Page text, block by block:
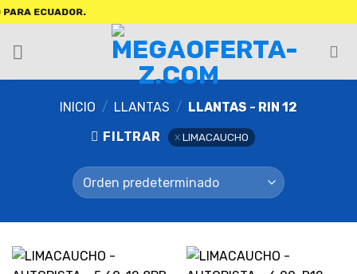
ECUADOR.
INICIO / LLANTAS / LLANTAS - RIN 12
FILTRAR
LIMACAUCHO